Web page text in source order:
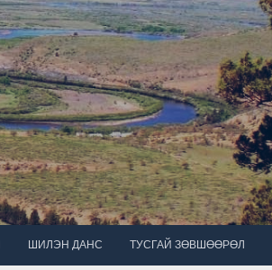
ШИЛЭН ДАНС ТУСГАЙ ЗӨВШӨӨРӨЛ